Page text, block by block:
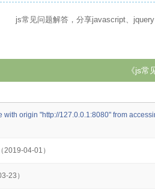
js常见问题解答，分享javascript、
《js
with origin "http://127.0.0.1:8080" from
（2019-04-01）
23）